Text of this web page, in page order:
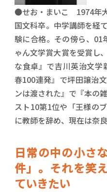
●せお・まいこ 1974年
国文科卒。中学講師を経
験に合格。その傍ら、01
ゃん文学賞大賞を受賞し
な食卓』で吉川英治文学
春100連発』で坪田譲治
ンは渡された』で『本の
スト10第1位や「王様の
に教師を辞め、現在は奈
日常の中の小さ
件」。それを笑
ていきたい